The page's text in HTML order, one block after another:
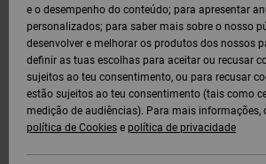
e o desempenho do conteúdo; para apresentar
personalizados; para saber mais sobre o nosso
desenvolver e melhorar os produtos dos nossos
definir as tuas escolhas para aceitar ou recusar
sujeitos ao teu consentimento, ou para recusar
estão sujeitos ao teu consentimento (tais como
medição de audiências). Para mais informações,
política de Cookies e política de privacidade